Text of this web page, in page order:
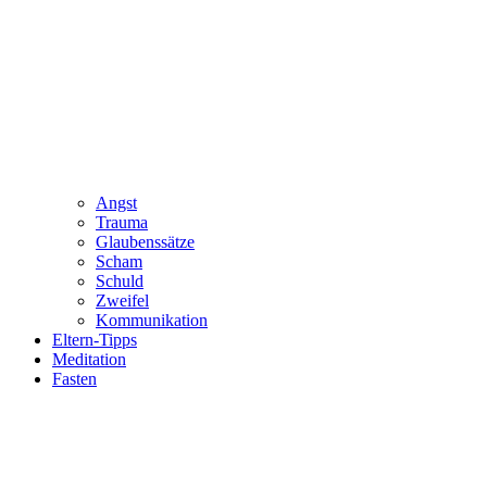
Angst
Trauma
Glaubenssätze
Scham
Schuld
Zweifel
Kommunikation
Eltern-Tipps
Meditation
Fasten